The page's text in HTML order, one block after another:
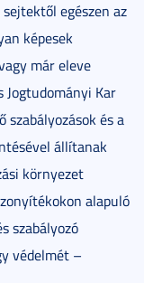
egészen az
képesek
már eleve
Jogtudományi Kar
szabályozások és a
állítanak
környezet
alapuló
szabályozó
védelmét –